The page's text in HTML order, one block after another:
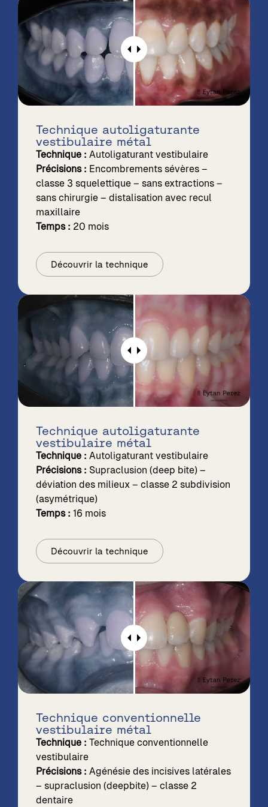
Technique autoligaturante
vestibulaire métal
Technique : Autoligaturant vestibulaire
Précisions : Encombrements sévères –
classe 3 squelettique – sans extractions –
sans chirurgie – distalisation avec recul
maxillaire
Temps : 20 mois
Découvrir la technique
Technique autoligaturante
vestibulaire métal
Technique : Autoligaturant vestibulaire
Précisions : Supraclusion (deep bite) –
déviation des milieux – classe 2 subdivision
(asymétrique)
Temps : 16 mois
Découvrir la technique
Technique conventionnelle
vestibulaire métal
Technique : Technique conventionnelle
vestibulaire
Précisions : Agénésie des incisives latérales
– supraclusion (deepbite) – classe 2
dentaire